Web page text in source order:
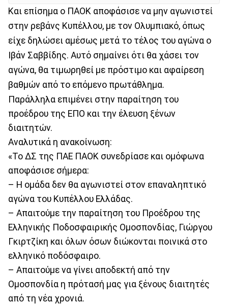
Και επίσημα ο ΠΑΟΚ αποφάσισε να μην αγωνιστεί
στην ρεβάνς Κυπέλλου, με τον Ολυμπιακό, όπως
είχε δηλώσει αμέσως μετά το τέλος του αγώνα ο
Ιβάν Σαββίδης. Αυτό σημαίνει ότι θα χάσει τον
αγώνα, θα τιμωρηθεί με πρόστιμο και αφαίρεση
βαθμών από το επόμενο πρωτάθλημα.
Παράλληλα επιμένει στην παραίτηση του
προέδρου της ΕΠΟ και την έλευση ξένων
διαιτητών.
Αναλυτικά η ανακοίνωση:
«Το ΔΣ της ΠΑΕ ΠΑΟΚ συνεδρίασε και ομόφωνα
αποφάσισε σήμερα:
– Η ομάδα δεν θα αγωνιστεί στον επαναληπτικό
αγώνα του Κυπέλλου Ελλάδας.
– Απαιτούμε την παραίτηση του Προέδρου της
Ελληνικής Ποδοσφαιρικής Ομοσπονδίας, Γιώργου
Γκιρτζίκη και όλων όσων διώκονται ποινικά στο
ελληνικό ποδόσφαιρο.
– Απαιτούμε να γίνει αποδεκτή από την
Ομοσπονδία η πρότασή μας για ξένους διαιτητές
από τη νέα χρονιά.